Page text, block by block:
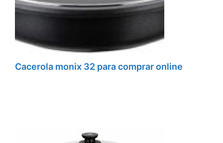
Cacerola monix 32 para comprar online